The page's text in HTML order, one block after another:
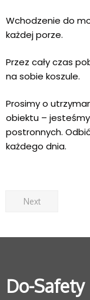
Wchodzenie do
każdej porze.
Przez cały czas
na sobie koszule.
Prosimy o
obiektu –
postronnych.
każdego dnia.
Next
Do-Safety